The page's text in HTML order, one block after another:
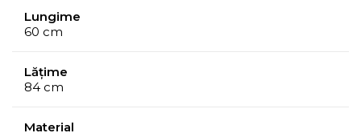
Lungime
60 cm
Lățime
84 cm
Material